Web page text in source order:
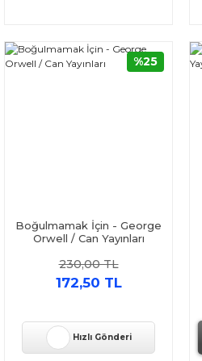
Boğulmamak İçin - George
Orwell / Can Yayınları
230,00 TL
172,50 TL
%25
Hızlı Gönderi